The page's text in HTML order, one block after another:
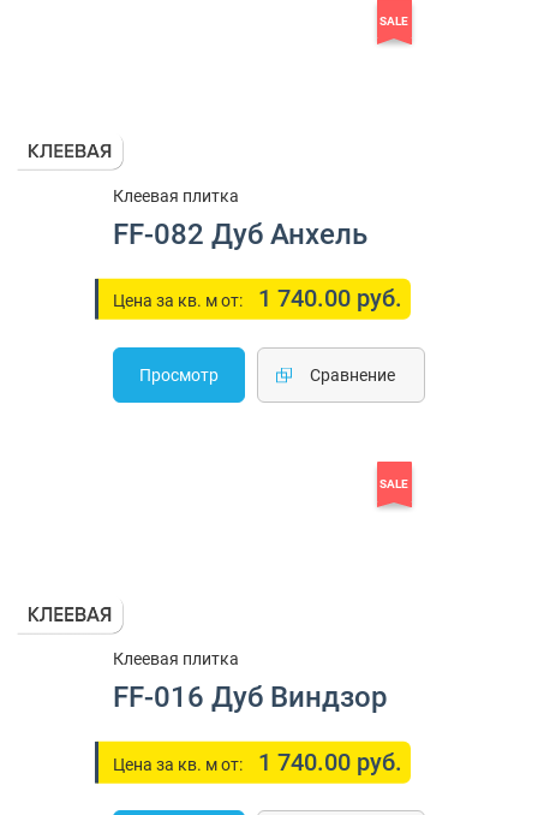
SALE
Клеевая плитка
FF-082 Дуб Анхель
Цена за кв. м от: 1 740.00 руб.
Просмотр Cравнение
SALE
Клеевая плитка
FF-016 Дуб Виндзор
Цена за кв. м от: 1 740.00 руб.